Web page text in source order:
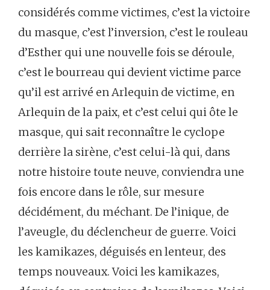
considérés comme victimes, c’est la victoire
du masque, c’est l’inversion, c’est le rouleau
d’Esther qui une nouvelle fois se déroule,
c’est le bourreau qui devient victime parce
qu’il est arrivé en Arlequin de victime, en
Arlequin de la paix, et c’est celui qui ôte le
masque, qui sait reconnaître le cyclope
derrière la sirène, c’est celui-là qui, dans
notre histoire toute neuve, conviendra une
fois encore dans le rôle, sur mesure
décidément, du méchant. De l’inique, de
l’aveugle, du déclencheur de guerre. Voici
les kamikazes, déguisés en lenteur, des
temps nouveaux. Voici les kamikazes,